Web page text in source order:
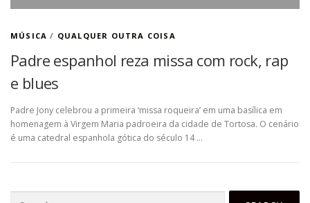
MÚSICA / QUALQUER OUTRA COISA
Padre espanhol reza missa com rock, rap
e blues
Padre Jony celebrou a primeira ‘missa roqueira’ em uma basílica em
homenagem à Virgem Maria padroeira da cidade de Tortosa. O cenário
é uma catedral espanhola gótica do século 14 …